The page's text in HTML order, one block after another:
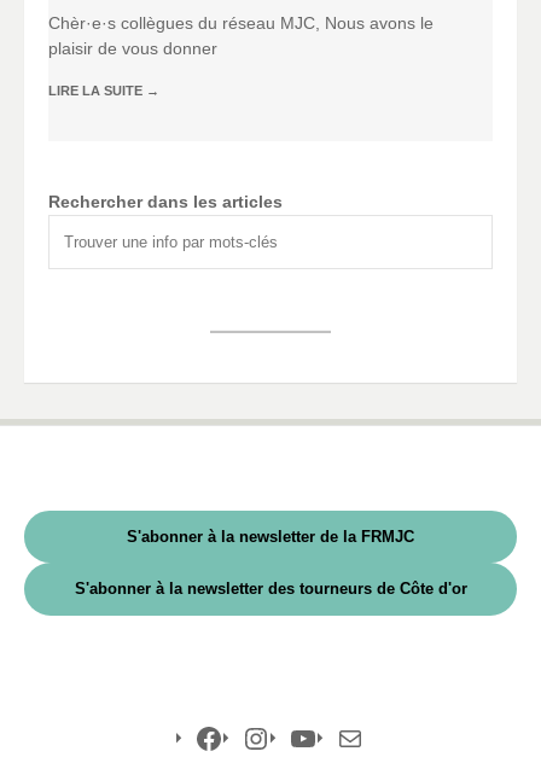
Chèr·e·s collègues du réseau MJC, Nous avons le
plaisir de vous donner
LIRE LA SUITE →
Rechercher dans les articles
S'abonner à la newsletter de la FRMJC
S'abonner à la newsletter des tourneurs de Côte d'or